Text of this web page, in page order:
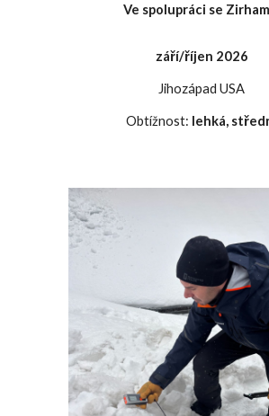
Ve spolupráci se
září/říjen 2026
Jihozápad USA
Obtížnost: lehká,